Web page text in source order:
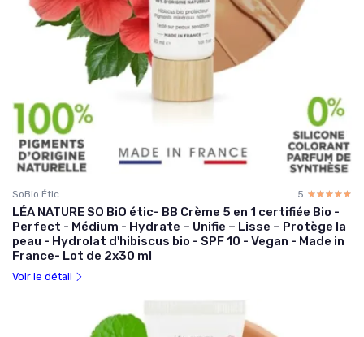
SoBio Étic 5 ☆☆☆☆☆
★★★★★
LÉA NATURE SO BiO étic- BB Crème 5 en 1 certifiée Bio -
Perfect - Médium - Hydrate – Unifie – Lisse – Protège la
peau - Hydrolat d'hibiscus bio - SPF 10 - Vegan - Made in
France- Lot de 2x30 ml
Voir le détail